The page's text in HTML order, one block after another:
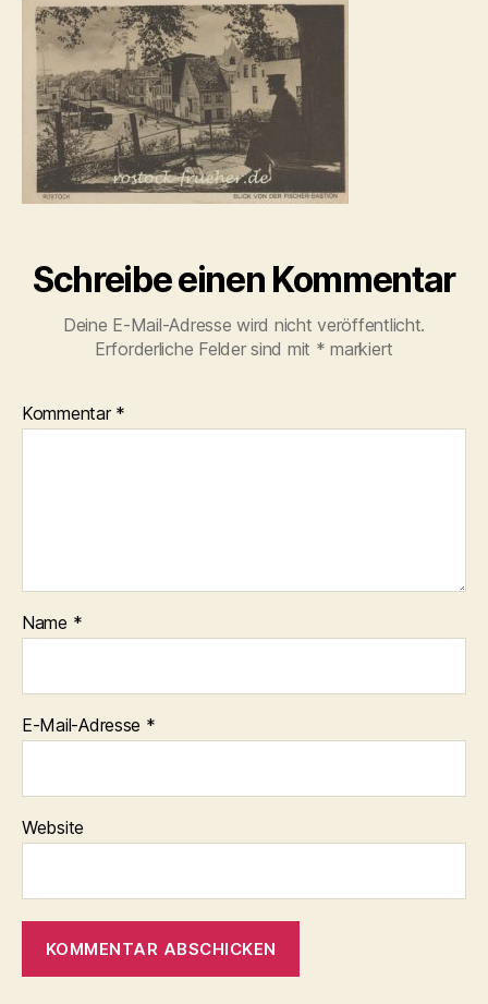
Schreibe einen Kommentar
Deine E-Mail-Adresse wird nicht veröffentlicht.
Erforderliche Felder sind mit * markiert
Kommentar *
Name *
E-Mail-Adresse *
Website